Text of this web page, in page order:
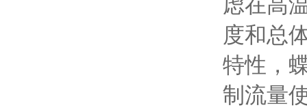
度和总
特性，
制流量